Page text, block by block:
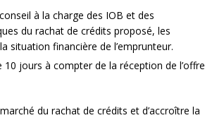
à la charge des IOB et des
du rachat de crédits proposé, les
situation financière de l’emprunteur.
jours à compter de la réception de l’offre
du rachat de crédits et d’accroître la